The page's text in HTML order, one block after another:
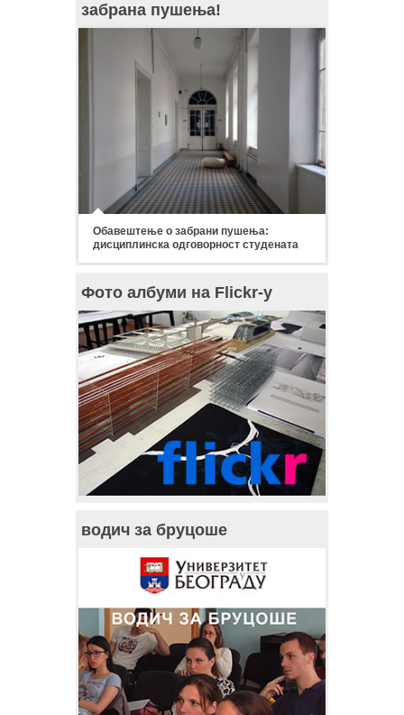
забрана пушења!
Обавештење о забрани пушења:
дисциплинска одговорност студената
Фото албуми на Flickr-у
водич за бруцоше